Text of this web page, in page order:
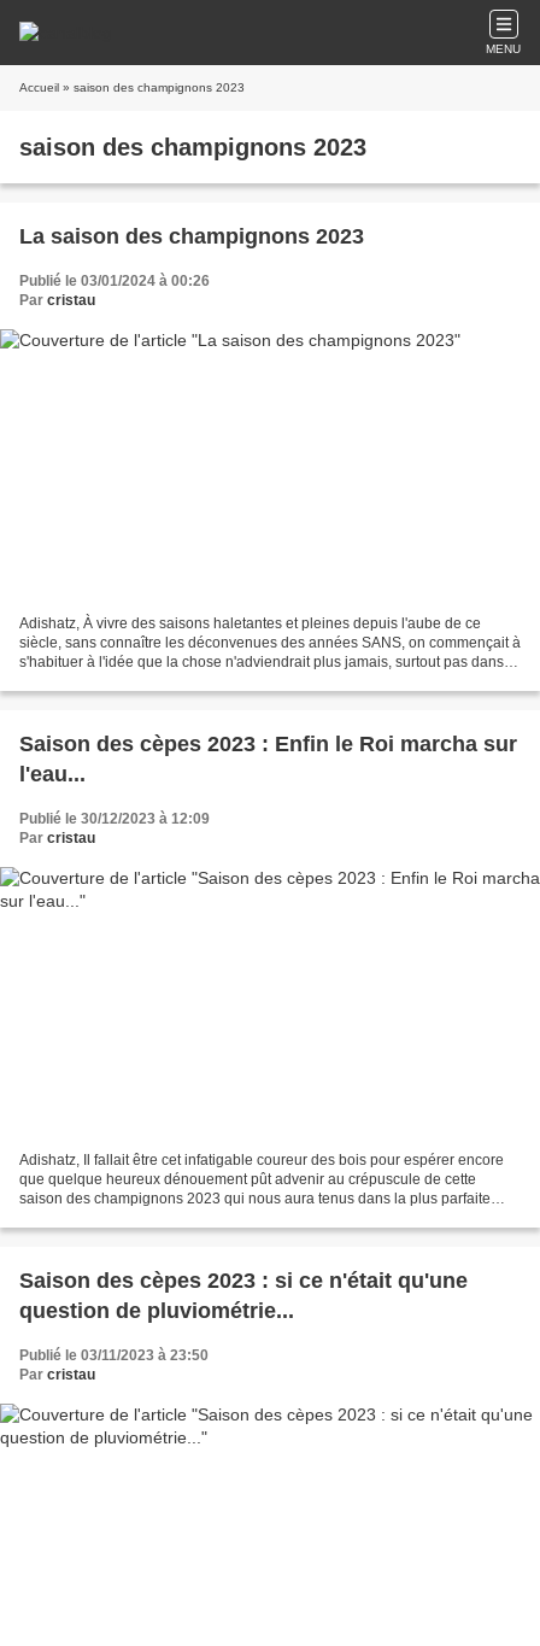
MENU
Accueil » saison des champignons 2023
saison des champignons 2023
La saison des champignons 2023
Publié le 03/01/2024 à 00:26
Par cristau
Adishatz, À vivre des saisons haletantes et pleines depuis l'aube de ce
siècle, sans connaître les déconvenues des années SANS, on commençait à
s'habituer à l'idée que la chose n'adviendrait plus jamais, surtout pas dans la
Saison des cèpes 2023 : Enfin le Roi marcha sur
l'eau...
Publié le 30/12/2023 à 12:09
Par cristau
Adishatz, Il fallait être cet infatigable coureur des bois pour espérer encore
que quelque heureux dénouement pût advenir au crépuscule de cette
saison des champignons 2023 qui nous aura tenus dans la plus parfaite
Saison des cèpes 2023 : si ce n'était qu'une
question de pluviométrie...
Publié le 03/11/2023 à 23:50
Par cristau